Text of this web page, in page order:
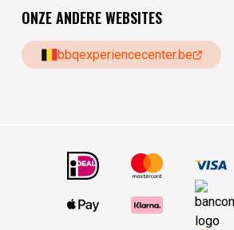
ONZE ANDERE WEBSITES
bbqexperiencecenter.be